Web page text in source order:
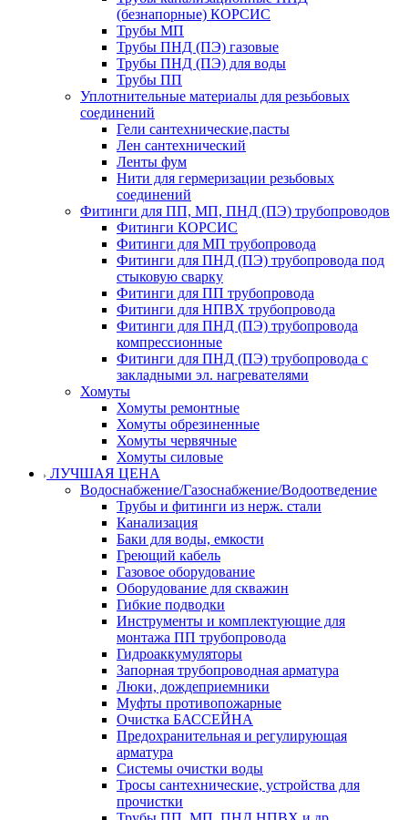
(безнапорные) КОРСИС
Трубы МП
Трубы ПНД (ПЭ) газовые
Трубы ПНД (ПЭ) для воды
Трубы ПП
Уплотнительные материалы для резьбовых
соединений
Гели сантехнические,пасты
Лен сантехнический
Ленты фум
Нити для гермеризации резьбовых
соединений
Фитинги для ПП, МП, ПНД (ПЭ) трубопроводов
Фитинги КОРСИС
Фитинги для МП трубопровода
Фитинги для ПНД (ПЭ) трубопровода под
стыковую сварку
Фитинги для ПП трубопровода
Фитинги для НПВХ трубопровода
Фитинги для ПНД (ПЭ) трубопровода
компрессионные
Фитинги для ПНД (ПЭ) трубопровода с
закладными эл. нагревателями
Хомуты
Хомуты ремонтные
Хомуты обрезиненные
Хомуты червячные
Хомуты силовые
ЛУЧШАЯ ЦЕНА
Водоснабжение/Газоснабжение/Водоотведение
Трубы и фитинги из нерж. стали
Канализация
Баки для воды, емкости
Греющий кабель
Газовое оборудование
Оборудование для скважин
Гибкие подводки
Инструменты и комплектующие для
монтажа ПП трубопровода
Гидроаккумуляторы
Запорная трубопроводная арматура
Люки, дождеприемники
Муфты противопожарные
Очистка БАССЕЙНА
Предохранительная и регулирующая
арматура
Системы очистки воды
Тросы сантехнические, устройства для
прочистки